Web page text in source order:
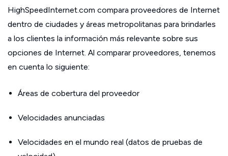
HighSpeedInternet.com compara proveedores de Internet
dentro de ciudades y áreas metropolitanas para brindarles
a los clientes la información más relevante sobre sus
opciones de Internet. Al comparar proveedores, tenemos
en cuenta lo siguiente:
Áreas de cobertura del proveedor
Velocidades anunciadas
Velocidades en el mundo real (datos de pruebas de